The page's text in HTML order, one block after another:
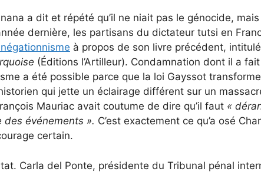
a dit et répété qu’il ne niait pas le génocide, mais
dernière, les partisans du dictateur tutsi en
à propos de son livre précédent, intitulé
(Éditions l’Artilleur). Condamnation dont il a
a été possible parce que la loi Gayssot
qui jette un éclairage différent sur un
Mauriac avait coutume de dire qu’il faut «
des événements ». C’est exactement ce qu’a osé
certain.
Carla del Ponte, présidente du Tribunal pénal